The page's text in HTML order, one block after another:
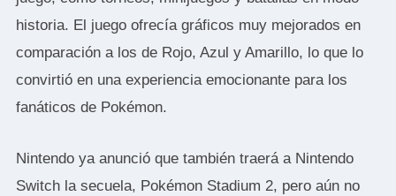
historia. El juego ofrecía gráficos muy mejorados en
comparación a los de Rojo, Azul y Amarillo, lo que lo
convirtió en una experiencia emocionante para los
fanáticos de Pokémon.
Nintendo ya anunció que también traerá a Nintendo
Switch la secuela, Pokémon Stadium 2, pero aún no